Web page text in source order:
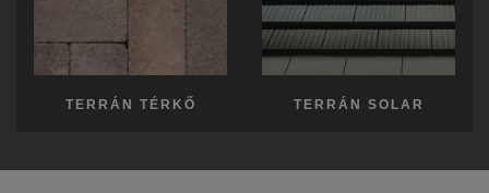
TERRÁN TÉRKŐ TERRÁN SOLAR